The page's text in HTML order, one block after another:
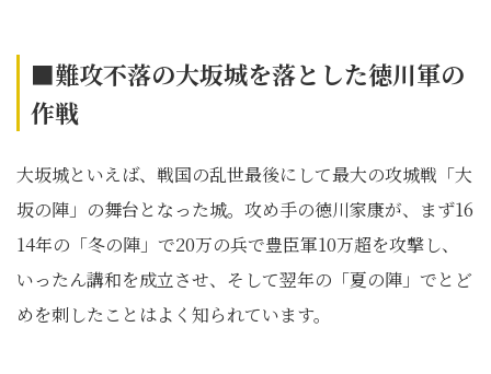
■難攻不落の大坂城を落とした徳川軍の
作戦
大坂城といえば、戦国の乱世最後にして最大の攻城戦「大
坂の陣」の舞台となった城。攻め手の徳川家康が、まず16
14年の「冬の陣」で20万の兵で豊臣軍10万超を攻撃し、
いったん講和を成立させ、そして翌年の「夏の陣」でとど
めを刺したことはよく知られています。